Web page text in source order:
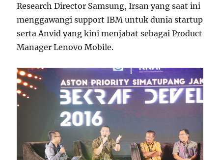
Research Director Samsung, Irsan yang saat ini
menggawangi support IBM untuk dunia startup
serta Anvid yang kini menjabat sebagai Product
Manager Lenovo Mobile.